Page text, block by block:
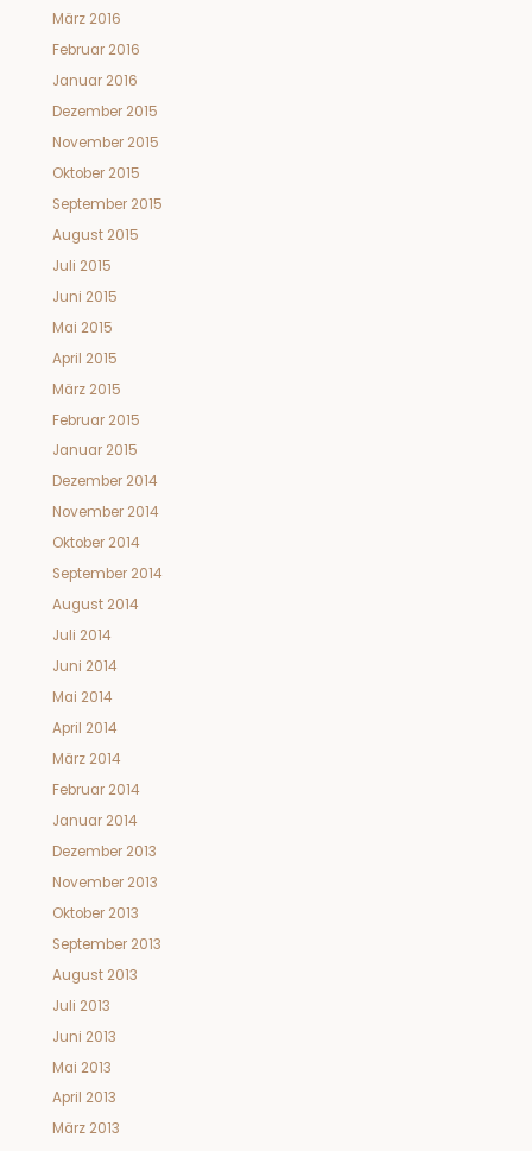
März 2016
Februar 2016
Januar 2016
Dezember 2015
November 2015
Oktober 2015
September 2015
August 2015
Juli 2015
Juni 2015
Mai 2015
April 2015
März 2015
Februar 2015
Januar 2015
Dezember 2014
November 2014
Oktober 2014
September 2014
August 2014
Juli 2014
Juni 2014
Mai 2014
April 2014
März 2014
Februar 2014
Januar 2014
Dezember 2013
November 2013
Oktober 2013
September 2013
August 2013
Juli 2013
Juni 2013
Mai 2013
April 2013
März 2013